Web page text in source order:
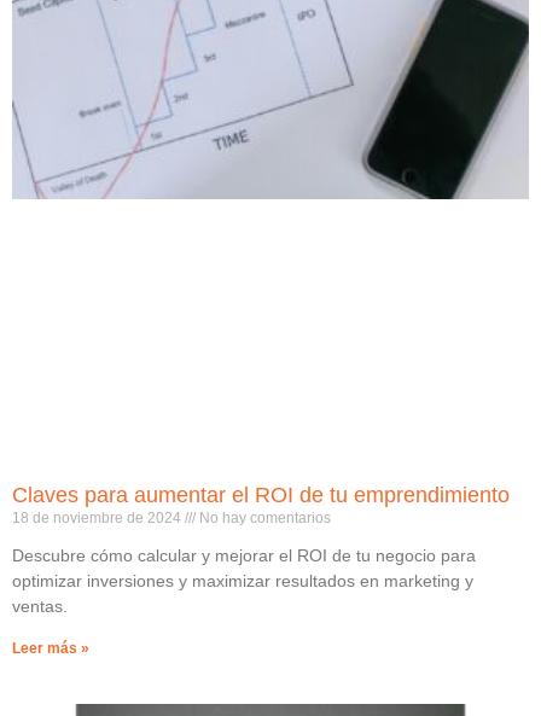
Claves para aumentar el ROI de tu emprendimiento
18 de noviembre de 2024 No hay comentarios
Descubre cómo calcular y mejorar el ROI de tu negocio para
optimizar inversiones y maximizar resultados en marketing y
ventas.
Leer más »